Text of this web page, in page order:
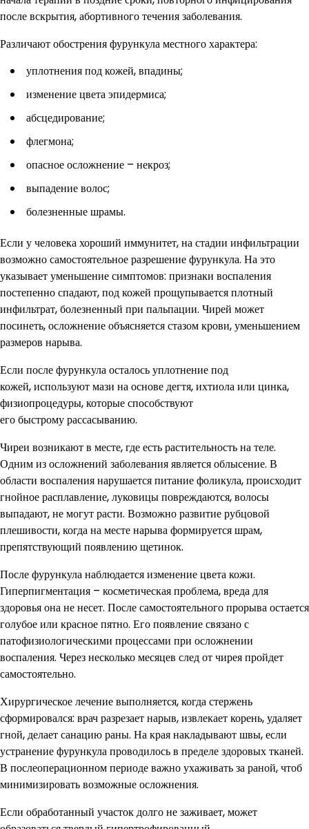
после вскрытия, абортивного течения заболевания.
Различают обострения фурункула местного характера:
уплотнения под кожей, впадины;
изменение цвета эпидермиса;
абсцедирование;
флегмона;
опасное осложнение – некроз;
выпадение волос;
болезненные шрамы.
Если у человека хороший иммунитет, на стадии инфильтрации
возможно самостоятельное разрешение фурункула. На это
указывает уменьшение симптомов: признаки воспаления
постепенно спадают, под кожей прощупывается плотный
инфильтрат, болезненный при пальпации. Чирей может
посинеть, осложнение объясняется стазом крови, уменьшением
размеров нарыва.
Если после фурункула осталось уплотнение под
кожей, используют мази на основе дегтя, ихтиола или цинка,
физиопроцедуры, которые способствуют
его быстрому рассасыванию.
Чиреи возникают в месте, где есть растительность на теле.
Одним из осложнений заболевания является облысение. В
области воспаления нарушается питание фоликула, происходит
гнойное расплавление, луковицы повреждаются, волосы
выпадают, не могут расти. Возможно развитие рубцовой
плешивости, когда на месте нарыва формируется шрам,
препятствующий появлению щетинок.
После фурункула наблюдается изменение цвета кожи.
Гиперпигментация – косметическая проблема, вреда для
здоровья она не несет. После самостоятельного прорыва остается
голубое или красное пятно. Его появление связано с
патофизиологическими процессами при осложнении
воспаления. Через несколько месяцев след от чирея пройдет
самостоятельно.
Хирургическое лечение выполняется, когда стержень
сформировался: врач разрезает нарыв, извлекает корень, удаляет
гной, делает санацию раны. На края накладывают швы, если
устранение фурункула проводилось в пределе здоровых тканей.
В послеоперационном периоде важно ухаживать за раной, чтоб
минимизировать возможные осложнения.
Если обработанный участок долго не заживает, может